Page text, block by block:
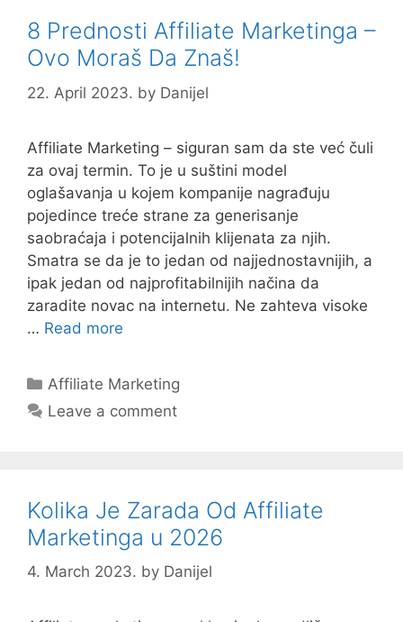
8 Prednosti Affiliate Marketinga –
Ovo Moraš Da Znaš!
22. April 2023. by Danijel
Affiliate Marketing – siguran sam da ste već čuli
za ovaj termin. To je u suštini model
oglašavanja u kojem kompanije nagrađuju
pojedince treće strane za generisanje
saobraćaja i potencijalnih klijenata za njih.
Smatra se da je to jedan od najjednostavnijih, a
ipak jedan od najprofitabilnijih načina da
zaradite novac na internetu. Ne zahteva visoke
… Read more
Categories
Affiliate Marketing
Leave a comment
Kolika Je Zarada Od Affiliate
Marketinga u 2026
4. March 2023. by Danijel